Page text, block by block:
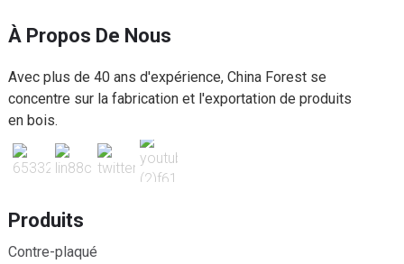
À Propos De Nous
Avec plus de 40 ans d'expérience, China Forest se
concentre sur la fabrication et l'exportation de produits
en bois.
Produits
Contre-plaqué